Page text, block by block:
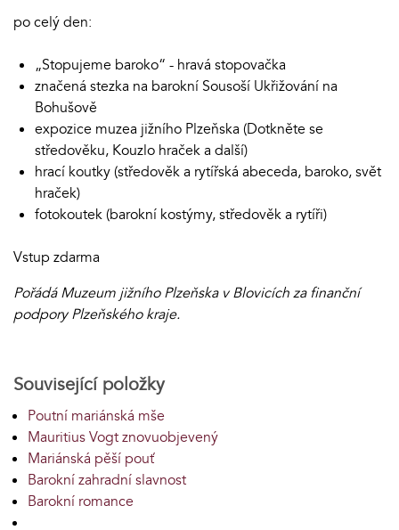
po celý den:
„Stopujeme baroko“ - hravá stopovačka
značená stezka na barokní Sousoší Ukřižování na
Bohušově
expozice muzea jižního Plzeňska (Dotkněte se
středověku, Kouzlo hraček a další)
hrací koutky (středověk a rytířská abeceda, baroko, svět
hraček)
fotokoutek (barokní kostýmy, středověk a rytíři)
Vstup zdarma
Pořádá Muzeum jižního Plzeňska v Blovicích za finanční
podpory Plzeňského kraje.
Související položky
Poutní mariánská mše
Mauritius Vogt znovuobjevený
Mariánská pěší pouť
Barokní zahradní slavnost
Barokní romance